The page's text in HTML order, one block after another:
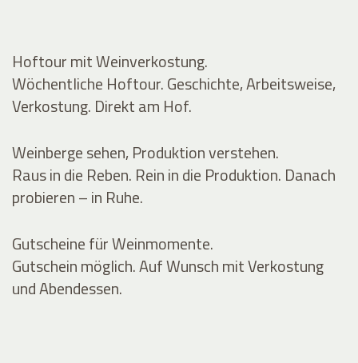
Hoftour mit Weinverkostung.
Wöchentliche Hoftour. Geschichte, Arbeitsweise,
Verkostung. Direkt am Hof.
Weinberge sehen, Produktion verstehen.
Raus in die Reben. Rein in die Produktion. Danach
probieren – in Ruhe.
Gutscheine für Weinmomente.
Gutschein möglich. Auf Wunsch mit Verkostung
und Abendessen.